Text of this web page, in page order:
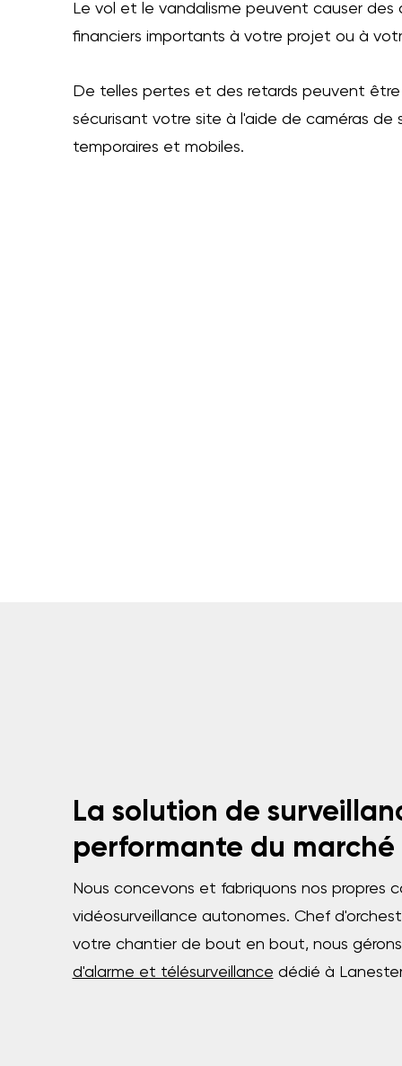
Le vol et le vandalisme peuvent causer des
financiers importants à votre projet ou à
De telles pertes et des retards peuvent
sécurisant votre site à l'aide de caméras de
temporaires et mobiles.
La solution de
performante du marché
Nous concevons et fabriquons nos propres
vidéosurveillance autonomes. Chef
votre chantier de bout en bout, nous
d'alarme et télésurveillance dédié à